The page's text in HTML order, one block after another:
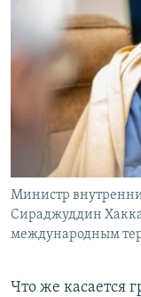
Министр
Сираджуддин
международным
Что же касается